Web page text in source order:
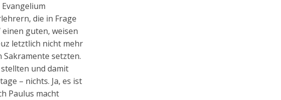
die in Frage
guten, weisen
letztlich nicht mehr
setzten.
und damit
– nichts. Ja, es ist
Paulus macht